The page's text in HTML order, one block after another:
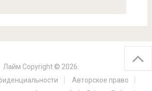
Лайм Copyright © 2026.
Авторское право